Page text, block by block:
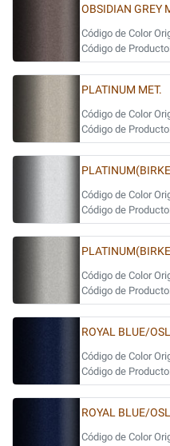
OBSIDIAN GREY
Código de Color
Código de
PLATINUM MET.
Código de Color
Código de
Código de Color
Código de
Código de Color
Código de
ROYAL BLUE/
Código de Color
Código de
ROYAL BLUE/
Código de Color